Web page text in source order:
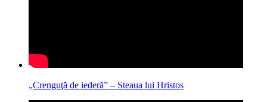
„Crenguţă de iederă” – Steaua lui Hristos